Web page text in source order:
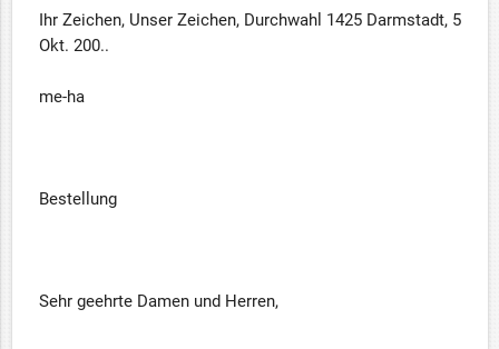
Ihr Zeichen, Unser Zeichen, Durchwahl 1425 Darmstadt, 5
Okt. 200..
me-ha
Bestellung
Sehr geehrte Damen und Herren,